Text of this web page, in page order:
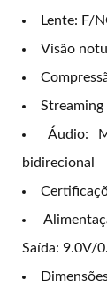
Lente: F/
Visão
Áudio:
bidirecional
Saída: 9.0V/